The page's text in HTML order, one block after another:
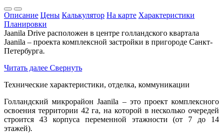
Описание Цены Калькулятор На карте Характеристики
Планировки
Jaanila Drive расположен в центре голландского квартала
Jaanila – проекта комплексной застройки в пригороде Санкт-
Петербурга.
Читать далее Свернуть
Технические характеристики, отделка, коммуникации
Голландский микрорайон Jaanila – это проект комплексного
освоения территории 42 га, на которой в несколько очередей
строится 43 корпуса переменной этажности (от 7 до 14
этажей).